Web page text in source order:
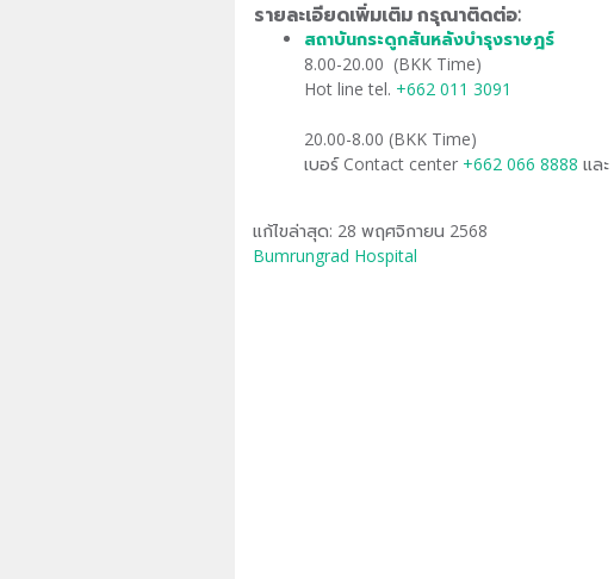
รายละเอียดเพิ่มเติม กรุณาติดต่อ:
สถาบันกระดูกสันหลังบำรุงราษฎร์​
8.00-20.00 (BKK Time)
Hot line tel. +662 011 3091
20.00-8.00 (BKK Time)
เบอร์ Contact center +662 066 8888 และ
แก้ไขล่าสุด: 28 พฤศจิกายน 2568
Bumrungrad Hospital